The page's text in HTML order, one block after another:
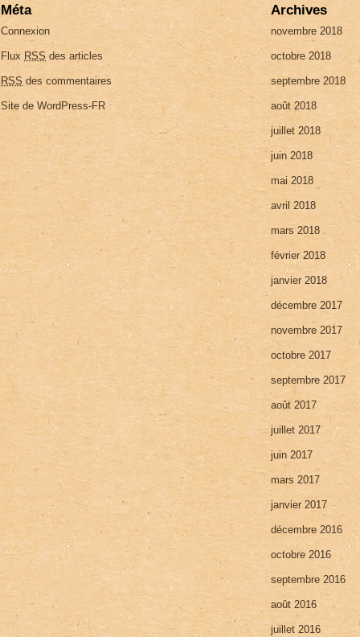
Méta
Connexion
Flux RSS des articles
RSS des commentaires
Site de WordPress-FR
Archives
novembre 2018
octobre 2018
septembre 2018
août 2018
juillet 2018
juin 2018
mai 2018
avril 2018
mars 2018
février 2018
janvier 2018
décembre 2017
novembre 2017
octobre 2017
septembre 2017
août 2017
juillet 2017
juin 2017
mars 2017
janvier 2017
décembre 2016
octobre 2016
septembre 2016
août 2016
juillet 2016